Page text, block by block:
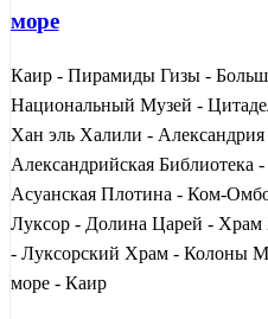
море
Каир - Пирамиды Гизы -
Национальный Музей -
Хан эль Халили -
Александрийская Библиотека
Асуанская Плотина - Ком-
Луксор - Долина Царей -
- Луксорский Храм - Колоны
море - Каир